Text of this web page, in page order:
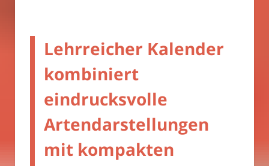
Lehrreicher Kalender
kombiniert
eindrucksvolle
Artendarstellungen
mit kompakten